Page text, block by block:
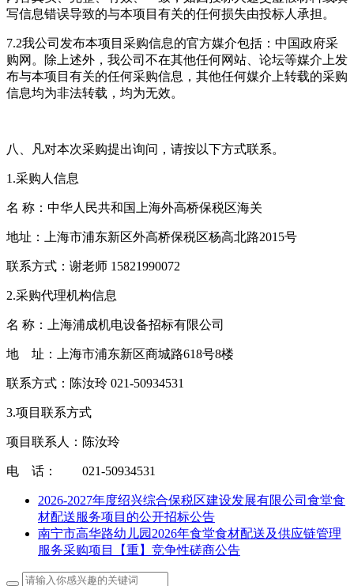
写信息错误导致的与本项目有关的任何损失由投标人承担。
7.2我公司发布本项目采购信息的官方媒介包括：中国政府采
购网。除上述外，我公司不在其他任何网站、论坛等媒介上发
布与本项目有关的任何采购信息，其他任何媒介上转载的采购
信息均为非法转载，均为无效。
八、凡对本次采购提出询问，请按以下方式联系。
1.采购人信息
名 称：中华人民共和国上海外高桥保税区海关
地址：上海市浦东新区外高桥保税区杨高北路2015号
联系方式：谢老师 15821990072
2.采购代理机构信息
名 称：上海浦成机电设备招标有限公司
地 址：上海市浦东新区商城路618号8楼
联系方式：陈汝玲 021-50934531
3.项目联系方式
项目联系人：陈汝玲
电 话： 021-50934531
2026-2027年度绍兴综合保税区建设发展有限公司食堂食
材配送服务项目的公开招标公告
南宁市高华路幼儿园2026年食堂食材配送及供应链管理
服务采购项目【重】竞争性磋商公告